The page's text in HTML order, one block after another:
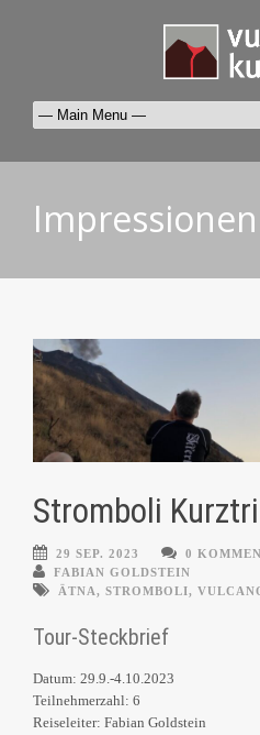
Impressionen
Stromboli
29 SEP. 2023
0
FABIAN GOLDSTEIN
ÄTNA, STROMBOLI,
Tour-Steckbrief
Datum: 29.9.-4.10.2023
Teilnehmerzahl: 6
Reiseleiter: Fabian Goldstein